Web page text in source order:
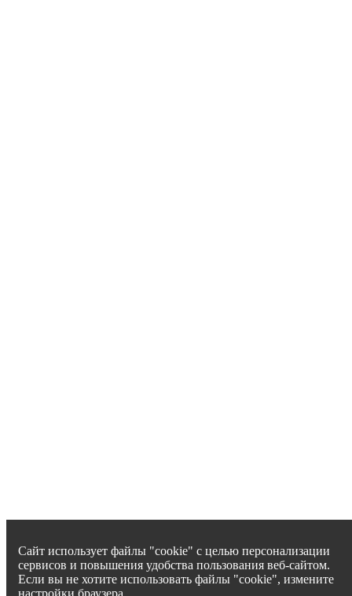
Сайт использует файлы "cookie" с целью персонализации
сервисов и повышения удобства пользования веб-сайтом.
Если вы не хотите использовать файлы "cookie", измените
настройки браузера.